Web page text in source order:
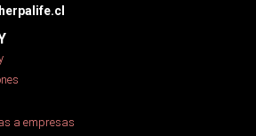
a empresas